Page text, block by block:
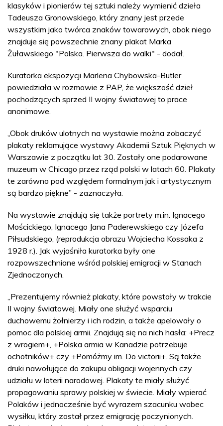
klasyków i pionierów tej sztuki należy wymienić dzieła
Tadeusza Gronowskiego, który znany jest przede
wszystkim jako twórca znaków towarowych, obok niego
znajduje się powszechnie znany plakat Marka
Żuławskiego "Polska. Pierwsza do walki" - dodał.
Kuratorka ekspozycji Marlena Chybowska-Butler
powiedziała w rozmowie z PAP, że większość dzieł
pochodzących sprzed II wojny światowej to prace
anonimowe.
„Obok druków ulotnych na wystawie można zobaczyć
plakaty reklamujące wystawy Akademii Sztuk Pięknych w
Warszawie z początku lat 30. Zostały one podarowane
muzeum w Chicago przez rząd polski w latach 60. Plakaty
te zarówno pod względem formalnym jak i artystycznym
są bardzo piękne” - zaznaczyła.
Na wystawie znajdują się także portrety m.in. Ignacego
Mościckiego, Ignacego Jana Paderewskiego czy Józefa
Piłsudskiego, (reprodukcja obrazu Wojciecha Kossaka z
1928 r.). Jak wyjaśniła kuratorka były one
rozpowszechniane wśród polskiej emigracji w Stanach
Zjednoczonych.
„Prezentujemy również plakaty, które powstały w trakcie
II wojny światowej. Miały one służyć wsparciu
duchowemu żołnierzy i ich rodzin, a także apelowały o
pomoc dla polskiej armii. Znajdują się na nich hasła: +Precz
z wrogiem+, +Polska armia w Kanadzie potrzebuje
ochotników+ czy +Pomóżmy im. Do victorii+. Są także
druki nawołujące do zakupu obligacji wojennych czy
udziału w loterii narodowej. Plakaty te miały służyć
propagowaniu sprawy polskiej w świecie. Miały wpierać
Polaków i jednocześnie być wyrazem szacunku wobec
wysiłku, który został przez emigrację poczynionych.